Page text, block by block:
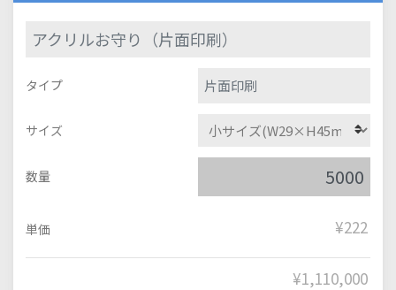
アクリルお守り（片面印刷）
タイプ 片面印刷
サイズ
数量
単価 ¥222
¥1,110,000